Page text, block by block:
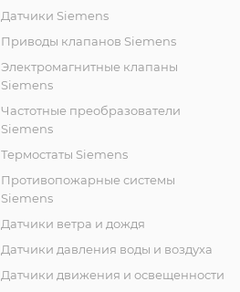
Датчики Siemens
Приводы клапанов Siemens
Электромагнитные клапаны
Siemens
Частотные преобразователи
Siemens
Термостаты Siemens
Противопожарные системы
Siemens
Датчики ветра и дождя
Датчики давления воды и воздуха
Датчики движения и освещенности